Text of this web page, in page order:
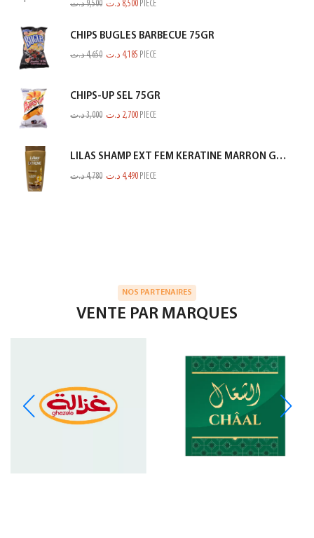
9,500د.ت 8,500 د.ت PIECE
CHIPS BUGLES BARBECUE 75GR
4,650د.ت 4,185 د.ت PIECE
CHIPS-UP SEL 75GR
3,000د.ت 2,700 د.ت PIECE
LILAS SHAMP EXT FEM KERATINE MARRON GOLD 350ML
4,780د.ت 4,490 د.ت PIECE
NOS PARTENAIRES
VENTE PAR MARQUES